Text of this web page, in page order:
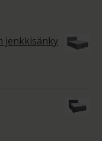
jenkkisänky